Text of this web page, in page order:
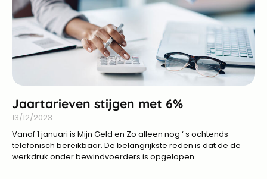
Jaartarieven stijgen met 6%
13/12/2023
Vanaf 1 januari is Mijn Geld en Zo alleen nog ‘ s ochtends
telefonisch bereikbaar. De belangrijkste reden is dat de de
werkdruk onder bewindvoerders is opgelopen.